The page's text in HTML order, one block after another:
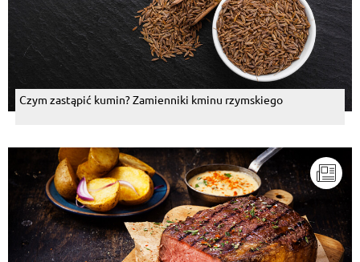
Czym zastąpić kumin? Zamienniki kminu rzymskiego